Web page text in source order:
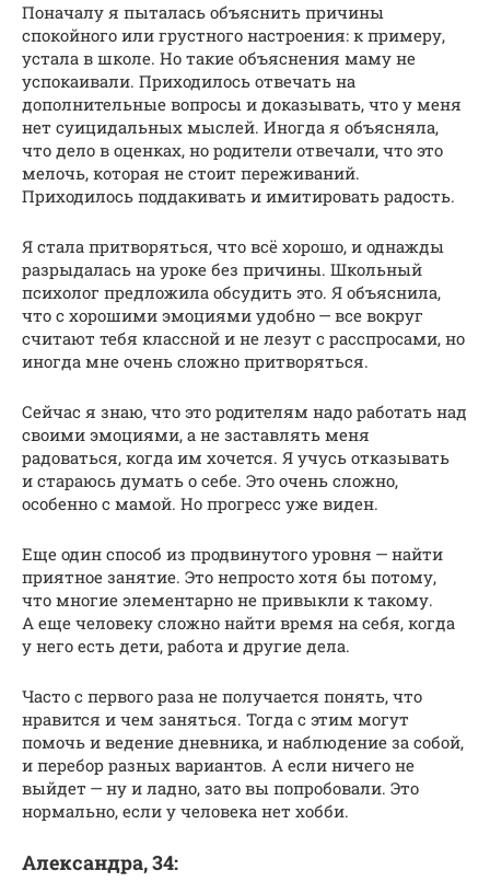
Поначалу я пыталась объяснить причины
спокойного или грустного настроения: к примеру,
устала в школе. Но такие объяснения маму не
успокаивали. Приходилось отвечать на
дополнительные вопросы и доказывать, что у меня
нет суицидальных мыслей. Иногда я объясняла,
что дело в оценках, но родители отвечали, что это
мелочь, которая не стоит переживаний.
Приходилось поддакивать и имитировать радость.
Я стала притворяться, что всё хорошо, и однажды
разрыдалась на уроке без причины. Школьный
психолог предложила обсудить это. Я объяснила,
что с хорошими эмоциями удобно — все вокруг
считают тебя классной и не лезут с расспросами, но
иногда мне очень сложно притворяться.
Сейчас я знаю, что это родителям надо работать над
своими эмоциями, а не заставлять меня
радоваться, когда им хочется. Я учусь отказывать
и стараюсь думать о себе. Это очень сложно,
особенно с мамой. Но прогресс уже виден.
Еще один способ из продвинутого уровня — найти
приятное занятие. Это непросто хотя бы потому,
что многие элементарно не привыкли к такому.
А еще человеку сложно найти время на себя, когда
у него есть дети, работа и другие дела.
Часто с первого раза не получается понять, что
нравится и чем заняться. Тогда с этим могут
помочь и ведение дневника, и наблюдение за собой,
и перебор разных вариантов. А если ничего не
выйдет — ну и ладно, зато вы попробовали. Это
нормально, если у человека нет хобби.
Александра, 34: